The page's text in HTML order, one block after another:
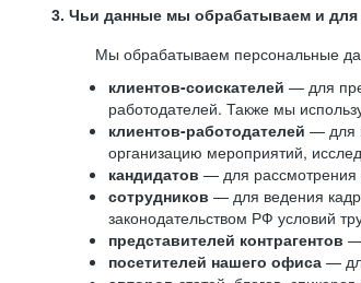
3. Чьи данные мы обрабатываем и для
Мы обрабатываем персональные
клиентов-соискателей — для
работодателей. Также мы
клиентов-работодателей — для
организацию мероприятий,
кандидатов — для рассмотрения
сотрудников — для ведения
законодательством РФ условий
представителей контрагентов —
посетителей нашего офиса —